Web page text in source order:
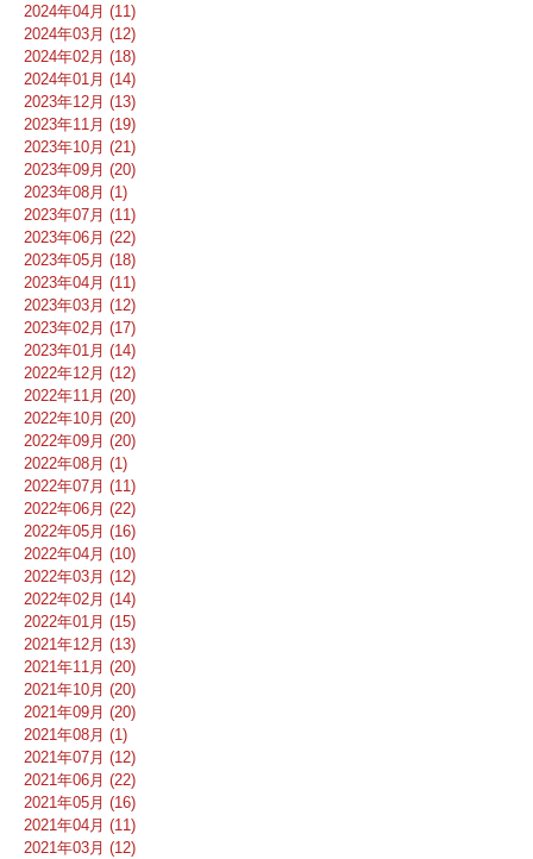
2024年04月 (11)
2024年03月 (12)
2024年02月 (18)
2024年01月 (14)
2023年12月 (13)
2023年11月 (19)
2023年10月 (21)
2023年09月 (20)
2023年08月 (1)
2023年07月 (11)
2023年06月 (22)
2023年05月 (18)
2023年04月 (11)
2023年03月 (12)
2023年02月 (17)
2023年01月 (14)
2022年12月 (12)
2022年11月 (20)
2022年10月 (20)
2022年09月 (20)
2022年08月 (1)
2022年07月 (11)
2022年06月 (22)
2022年05月 (16)
2022年04月 (10)
2022年03月 (12)
2022年02月 (14)
2022年01月 (15)
2021年12月 (13)
2021年11月 (20)
2021年10月 (20)
2021年09月 (20)
2021年08月 (1)
2021年07月 (12)
2021年06月 (22)
2021年05月 (16)
2021年04月 (11)
2021年03月 (12)